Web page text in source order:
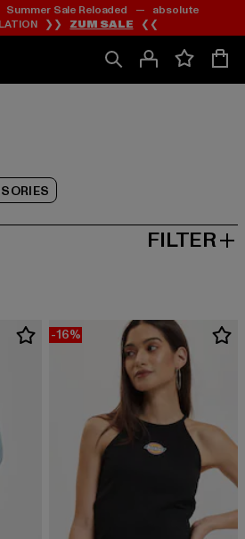
Zum
Inhalt
springen
Zum
Fußzeile
springen
Sale Reloaded — absolute
❯❯ ZUM SALE ❮❮
Zum
Produktraster
springen
FILTER
-16%